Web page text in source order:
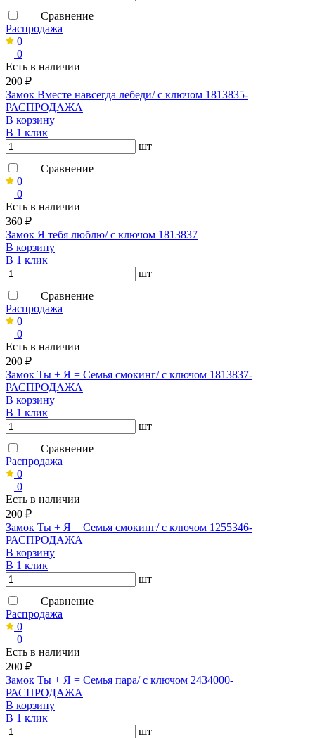
Сравнение
Распродажа
0
0
Есть в наличии
200 ₽
Замок Вместе навсегда лебеди/ с ключом 1813835-
РАСПРОДАЖА
В корзину
В 1 клик
шт
Сравнение
0
0
Есть в наличии
360 ₽
Замок Я тебя люблю/ с ключом 1813837
В корзину
В 1 клик
шт
Сравнение
Распродажа
0
0
Есть в наличии
200 ₽
Замок Ты + Я = Семья смокинг/ с ключом 1813837-
РАСПРОДАЖА
В корзину
В 1 клик
шт
Сравнение
Распродажа
0
0
Есть в наличии
200 ₽
Замок Ты + Я = Семья смокинг/ с ключом 1255346-
РАСПРОДАЖА
В корзину
В 1 клик
шт
Сравнение
Распродажа
0
0
Есть в наличии
200 ₽
Замок Ты + Я = Семья пара/ с ключом 2434000-
РАСПРОДАЖА
В корзину
В 1 клик
шт